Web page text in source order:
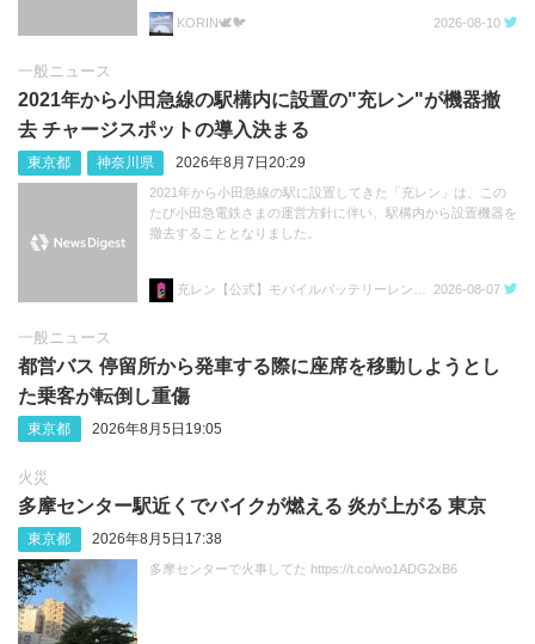
KORIN🕊️🐦️ 2026-08-10
一般ニュース
2021年から小田急線の駅構内に設置の"充レン"が機器撤
去 チャージスポットの導入決まる
東京都 神奈川県 2026年8月7日20:29
2021年から小田急線の駅に設置してきた「充レン」は、この
たび小田急電鉄さまの運営方針に伴い、駅構内から設置機器を
撤去することとなりました。
2026-08-07
一般ニュース
都営バス 停留所から発車する際に座席を移動しようとし
た乗客が転倒し重傷
東京都 2026年8月5日19:05
火災
多摩センター駅近くでバイクが燃える 炎が上がる 東京
東京都 2026年8月5日17:38
多摩センターで火事してた https://t.co/wo1ADG2xB6